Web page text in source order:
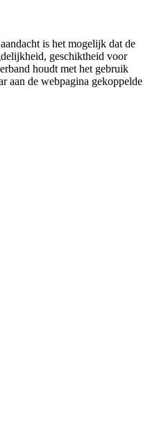
is het mogelijk dat de
geschiktheid voor
houdt met het gebruik
aan de webpagina gekoppelde